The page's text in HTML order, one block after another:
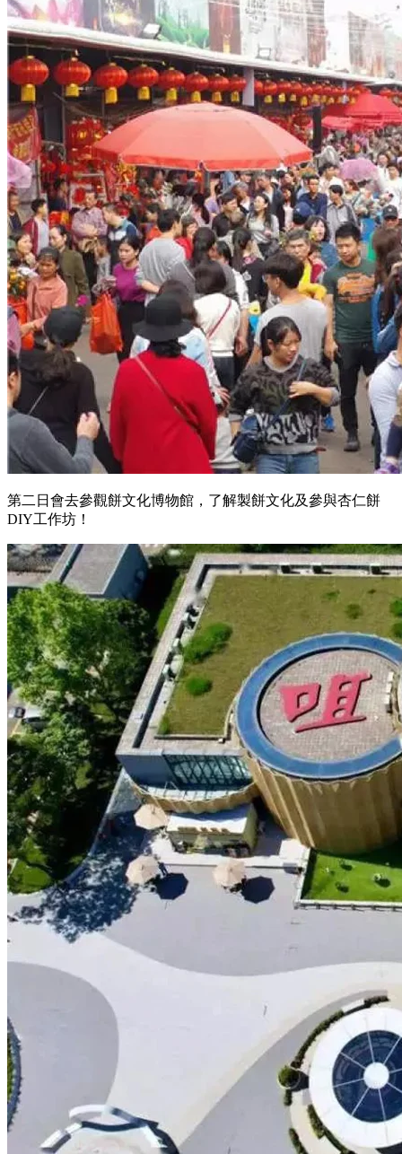
第二日會去參觀餅文化博物館，了解製餅文化及參與杏仁餅
DIY工作坊！